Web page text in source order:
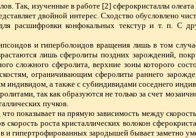
Так, изученные в работе [2] сферокристаллы
двойной интерес. Сходство обусловлено
расшифровки конфокальных текстур и т. п. С
и гиперболоидов вращения лишь в том
лишь сферолиты поздних зарождений,
сложного сферолита, верхние зоны которого
ограничивающим сферолиты раннего
а также с субиндивидами соседнего
так как образуются не только за счет
пучков.
показывает на прямую зависимость между
роста кристаллических волокон
и гипертрофированных зародышей бывает заметно